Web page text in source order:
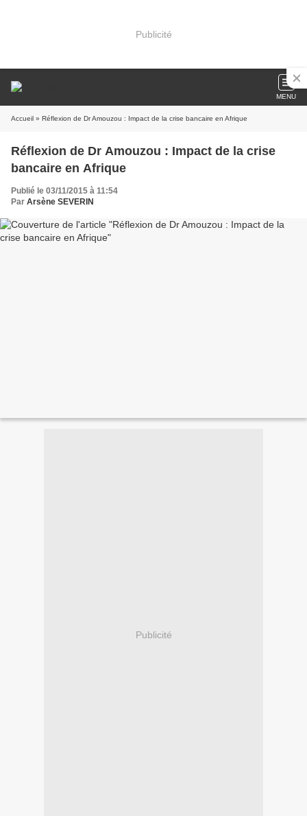
Publicité
MENU
Accueil » Réflexion de Dr Amouzou : Impact de la crise bancaire en Afrique
Réflexion de Dr Amouzou : Impact de la crise
bancaire en Afrique
Publié le 03/11/2015 à 11:54
Par Arsène SEVERIN
Publicité